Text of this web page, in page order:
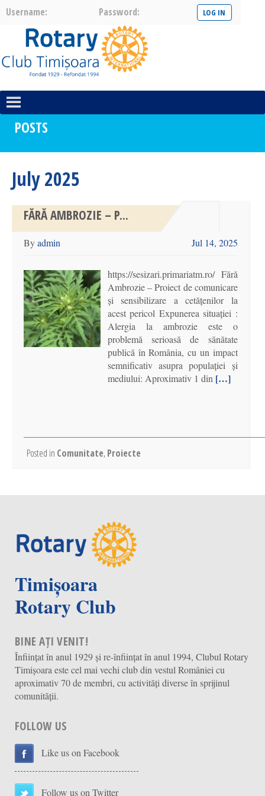
Username: Password:
POSTS
July 2025
FĂRĂ AMBROZIE – P...
Byadmin Jul 14, 2025
https://sesizari.primariatm.ro/ Fără
Ambrozie – Proiect de comunicare
și sensibilizare a cetățenilor la
acest pericol Expunerea situației :
Alergia la ambrozie este o
problemă serioasă de sănătate
publică în România, cu un impact
semnificativ asupra populației și
mediului: Aproximativ 1 din […]
Posted in Comunitate,Proiecte
Timișoara
Rotary Club
BINE AȚI VENIT!
Înființat în anul 1929 și re-înființat în anul 1994, Clubul Rotary
Timișoara este cel mai vechi club din vestul României cu
aproximativ 70 de membri, cu activități diverse în sprijinul
comunității.
FOLLOW US
Like us on Facebook
Follow us on Twitter